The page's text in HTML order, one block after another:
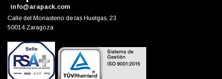
info@arapack.com
Calle del Monasterio de las Huelgas, 23
50014 Zaragoza